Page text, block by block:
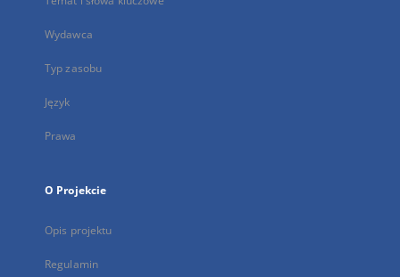
Wydawca
Typ zasobu
Język
Prawa
O Projekcie
Opis projektu
Regulamin